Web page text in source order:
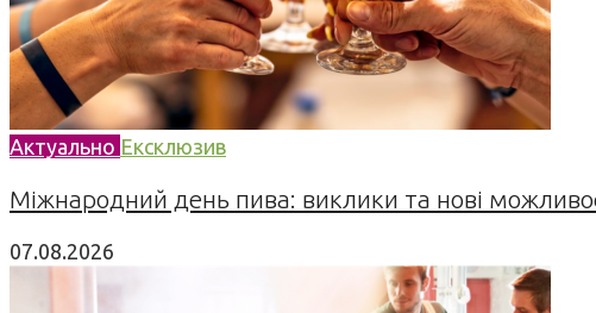
Актуально Ексклюзив
Міжнародний день пива: виклики та нові
07.08.2026